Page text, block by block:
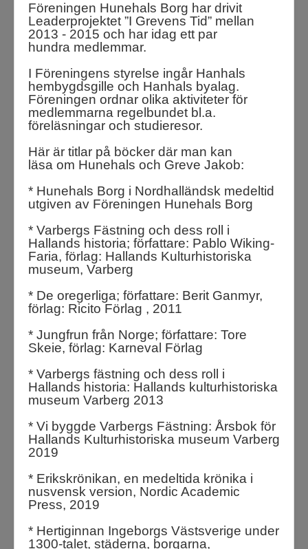
Föreningen Hunehals Borg har drivit
Leaderprojektet ”I Grevens Tid” mellan
2013 - 2015 och har idag ett par
hundra medlemmar.
I Föreningens styrelse ingår Hanhals
hembygdsgille och Hanhals byalag.
Föreningen ordnar olika aktiviteter för
medlemmarna regelbundet bl.a.
föreläsningar och studieresor.
Här är titlar på böcker där man kan
läsa om Hunehals och Greve Jakob:
* Hunehals Borg i Nordhalländsk medeltid
utgiven av Föreningen Hunehals Borg
* Varbergs Fästning och dess roll i
Hallands historia; författare: Pablo Wiking-
Faria, förlag: Hallands Kulturhistoriska
museum, Varberg
* De oregerliga; författare: Berit Ganmyr,
förlag: Ricito Förlag , 2011
* Jungfrun från Norge; författare: Tore
Skeie, förlag: Karneval Förlag
* Varbergs fästning och dess roll i
Hallands historia: Hallands kulturhistoriska
museum Varberg 2013
* Vi byggde Varbergs Fästning: Årsbok för
Hallands Kulturhistoriska museum Varberg
2019
* Erikskrönikan, en medeltida krönika i
nusvensk version, Nordic Academic
Press, 2019
* Hertiginnan Ingeborgs Västsverige under
1300-talet, städerna, borgarna,